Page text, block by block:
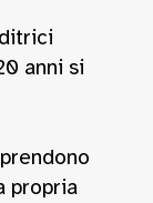
anni si
propria